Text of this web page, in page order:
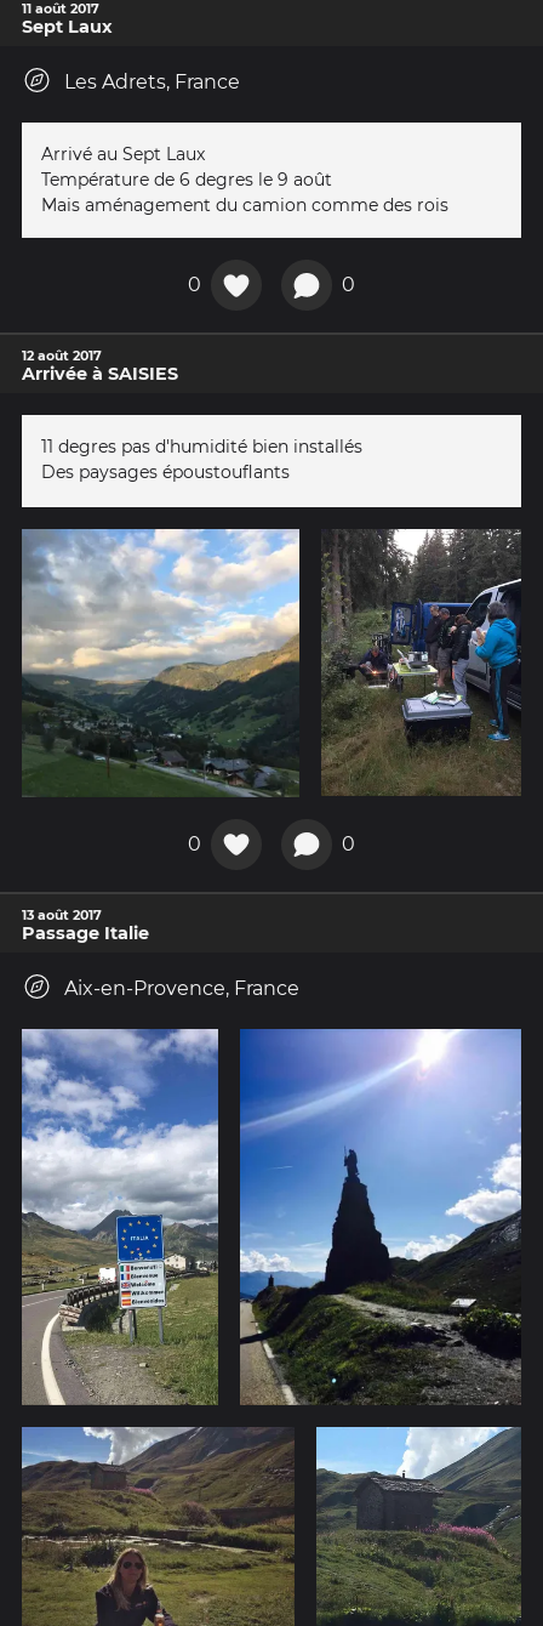
11 août 2017
Sept Laux
Les Adrets, France
Arrivé au Sept Laux
Température de 6 degres le 9 août
Mais aménagement du camion comme des rois
0 0
12 août 2017
Arrivée à SAISIES
11 degres pas d'humidité bien installés
Des paysages époustouflants
0 0
13 août 2017
Passage Italie
Aix-en-Provence, France